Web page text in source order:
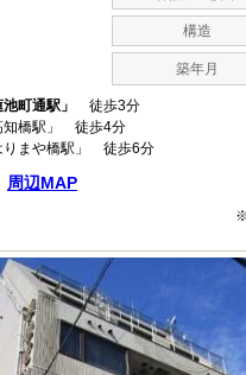
構造
築年月
池町通駅」
徒歩3分
知橋駅」 徒歩4分
まや橋駅」 徒歩6分
周辺MAP